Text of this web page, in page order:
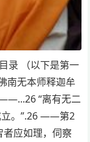
录 （以下是第一
南无本师释迦牟
“离有无二
立。”.26 ——第2
应如理，伺察